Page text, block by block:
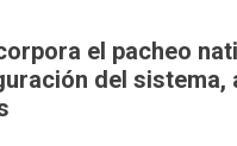
el pacheo
del